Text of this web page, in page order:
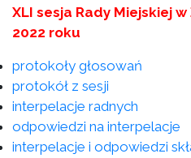
XLI sesja Rady Miejskiej
2022 roku
protokoły głosowań
protokół z sesji
interpelacje radnych
odpowiedzi na interpelacje
interpelacje i odpowiedzi